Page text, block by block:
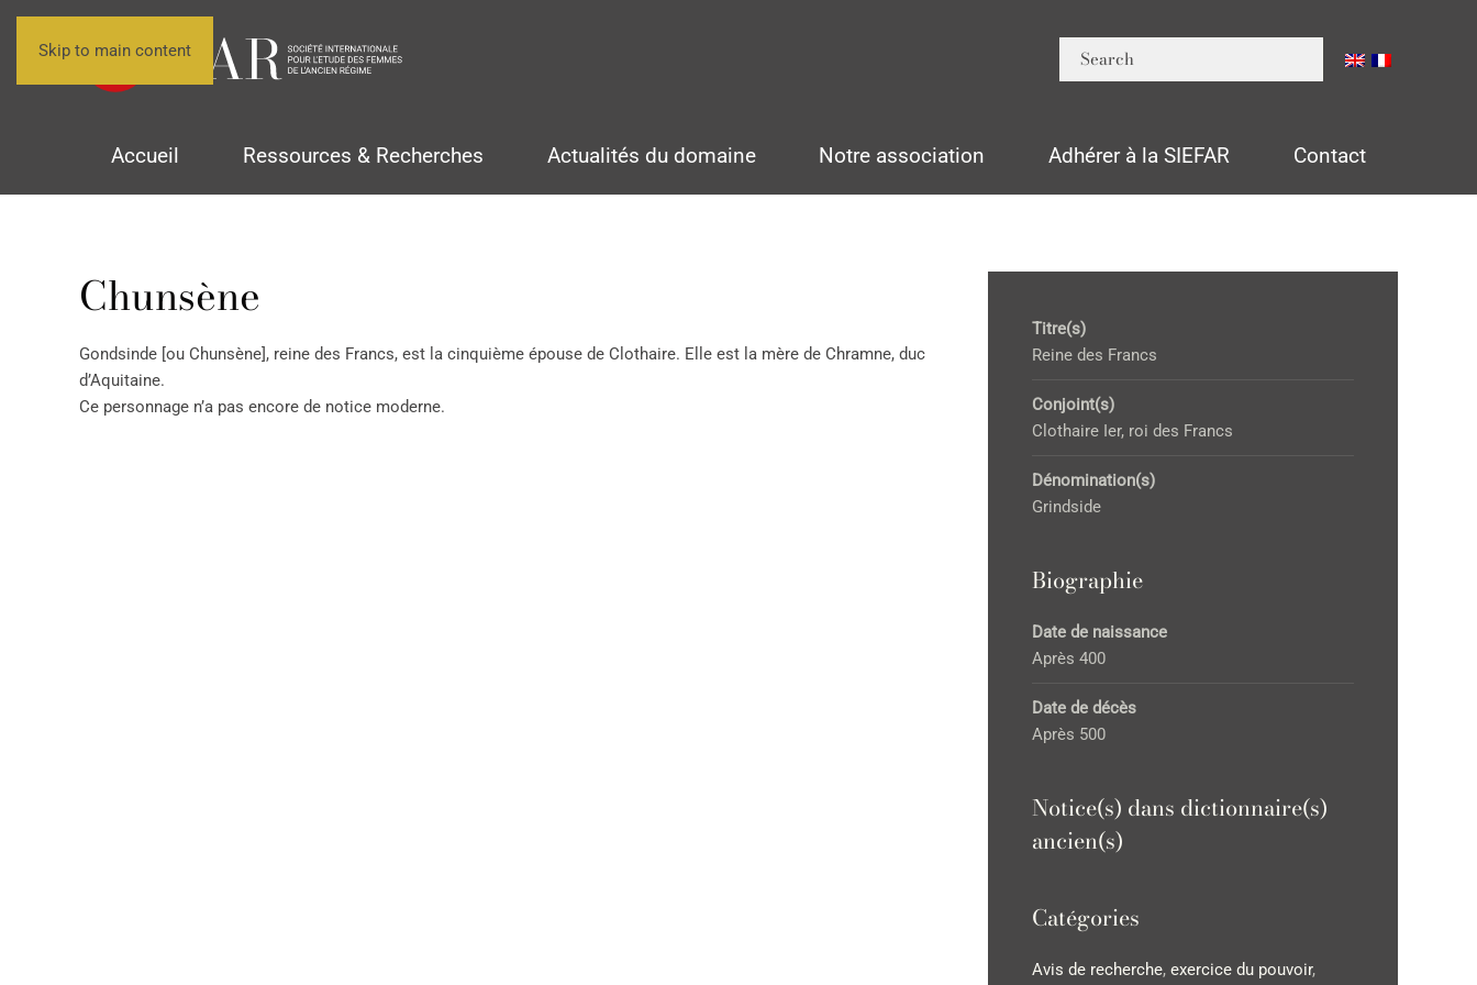
Skip to main content
Accueil Ressources & Recherches Actualités du domaine Notre association Adhérer à la SIEFAR Contact
Chunsène
Gondsinde [ou Chunsène], reine des Francs, est la cinquième épouse de Clothaire. Elle est la mère de Chramne, duc
d’Aquitaine.
Ce personnage n’a pas encore de notice moderne.
Titre(s)
Reine des Francs
Conjoint(s)
Clothaire Ier, roi des Francs
Dénomination(s)
Grindside
Biographie
Date de naissance
Après 400
Date de décès
Après 500
Notice(s) dans dictionnaire(s)
ancien(s)
Catégories
Avis de recherche, exercice du pouvoir,